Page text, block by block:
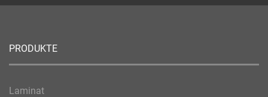
PRODUKTE
Laminat